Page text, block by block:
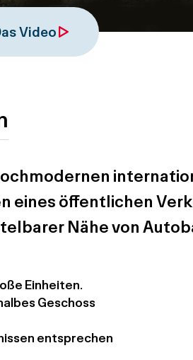
Video
eines öffentlichen
Nähe von
Einheiten.
Geschoss
entsprechen